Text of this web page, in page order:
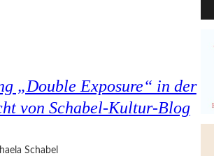
„Double Exposure“ in der
von Schabel-Kultur-Blog
Schabel